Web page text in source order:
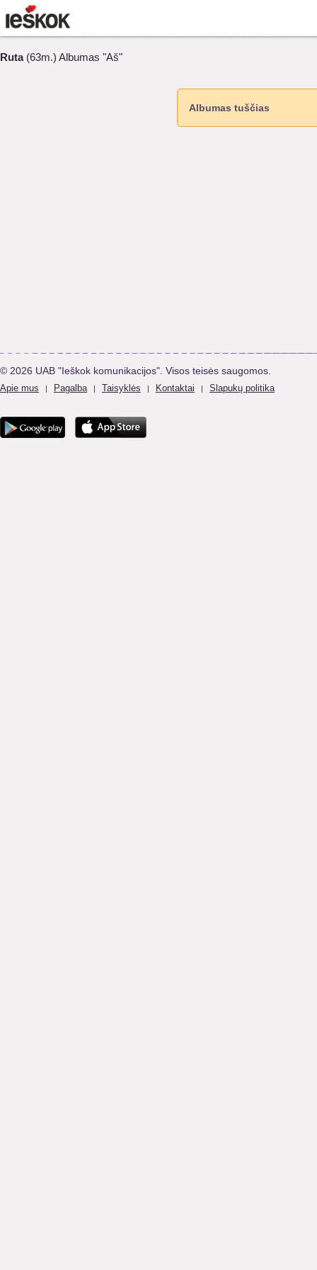
Ruta(63m.) Albumas "Aš"
Albumas tuščias
© 2026 UAB "Ieškok komunikacijos". Visos teisės saugomos.
Apie mus | Pagalba | Taisyklės | Kontaktai | Slapukų politika